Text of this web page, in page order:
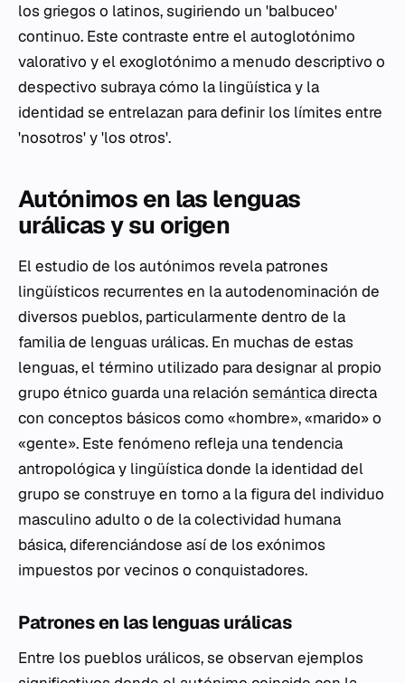
los griegos o latinos, sugiriendo un 'balbuceo'
continuo. Este contraste entre el autoglotónimo
valorativo y el exoglotónimo a menudo descriptivo o
despectivo subraya cómo la lingüística y la
identidad se entrelazan para definir los límites entre
'nosotros' y 'los otros'.
Autónimos en las lenguas
urálicas y su origen
El estudio de los autónimos revela patrones
lingüísticos recurrentes en la autodenominación de
diversos pueblos, particularmente dentro de la
familia de lenguas urálicas. En muchas de estas
lenguas, el término utilizado para designar al propio
grupo étnico guarda una relación semánticadirecta
con conceptos básicos como «hombre», «marido» o
«gente». Este fenómeno refleja una tendencia
antropológica y lingüística donde la identidad del
grupo se construye en torno a la figura del individuo
masculino adulto o de la colectividad humana
básica, diferenciándose así de los exónimos
impuestos por vecinos o conquistadores.
Patrones en las lenguas urálicas
Entre los pueblos urálicos, se observan ejemplos